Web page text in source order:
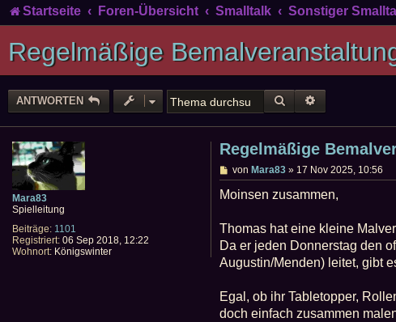
Startseite Foren-Übersicht Smalltalk Sonstiger
Regelmäßige
ANTWORTEN SUCHE
Mara83
Spielleitung
Beiträge: 1101
Registriert: 06 Sep 2018, 12:22
Wohnort: Königswinter
Regelmäßige
B
e
i
a
von Mara83» 17 Nov 2025, 10:56
Moinsen zusammen,
Thomas hat eine kleine
Da er jeden Donnerstag den
Augustin/Menden) leitet, gibt
Egal, ob ihr Tabletopper,
doch einfach zusammen